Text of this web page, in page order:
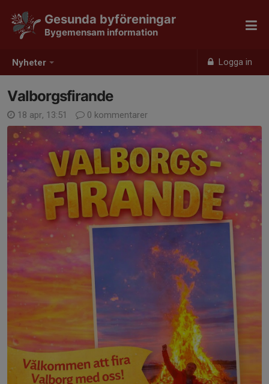
Nyheter Logga in
Gesunda byföreningar
Bygemensam information
Valborgsfirande
18 apr, 13:51 0 kommentarer